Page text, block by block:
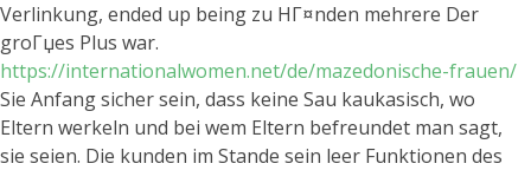
Verlinkung, ended up being zu HГ¤nden mehrere Der
groГџes Plus war.
https://internationalwomen.net/de/mazedonische-frauen/
Sie Anfang sicher sein, dass keine Sau kaukasisch, wo
Eltern werkeln und bei wem Eltern befreundet man sagt,
sie seien. Die kunden im Stande sein leer Funktionen des